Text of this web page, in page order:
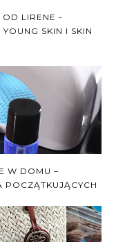
OD LIRENE -
SKIN I SKIN
W DOMU –
POCZĄTKUJĄCYCH